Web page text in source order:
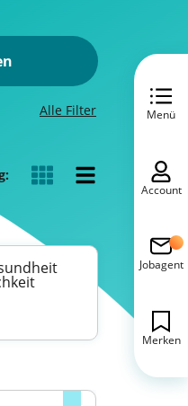
Alle Filter Menü
Account
Jobagent
Merken